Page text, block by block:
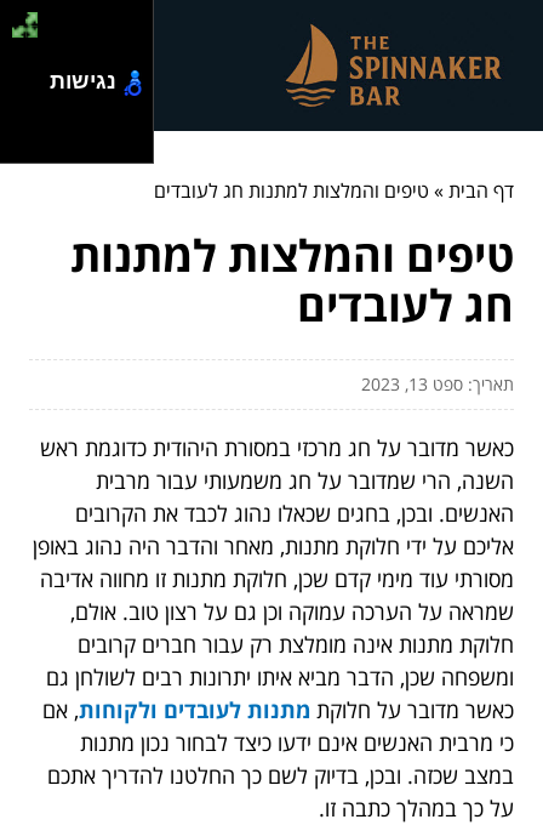
דף הבית» טיפים והמלצות למתנות חג לעובדים
טיפים והמלצות למתנות
חג לעובדים
תאריך: ספט 13, 2023
כאשר מדובר על חג מרכזי במסורת היהודית כדוגמת ראש
השנה, הרי שמדובר על חג משמעותי עבור מרבית
האנשים. ובכן, בחגים שכאלו נהוג לכבד את הקרובים
אליכם על ידי חלוקת מתנות, מאחר והדבר היה נהוג באופן
מסורתי עוד מימי קדם שכן, חלוקת מתנות זו מחווה אדיבה
שמראה על הערכה עמוקה וכן גם על רצון טוב. אולם,
חלוקת מתנות אינה מומלצת רק עבור חברים קרובים
ומשפחה שכן, הדבר מביא איתו יתרונות רבים לשולחן גם
כאשר מדובר על חלוקת מתנות לעובדים ולקוחות, אם
כי מרבית האנשים אינם ידעו כיצד לבחור נכון מתנות
במצב שכזה. ובכן, בדיוק לשם כך החלטנו להדריך אתכם
על כך במהלך כתבה זו.
נגישות